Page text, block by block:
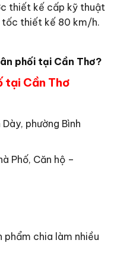
thiết kế cấp kỹ thuật
tốc thiết kế 80 km/h.
phối tại Cần Thơ?
tại Cần Thơ
phường Bình
Phố, Căn hộ –
phẩm chia làm nhiều